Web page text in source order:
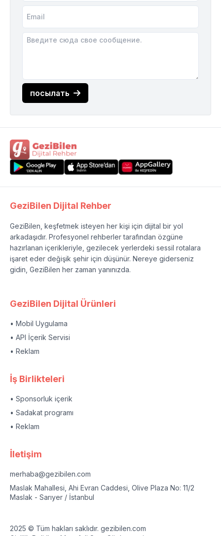
посылать
GeziBilen Dijital Rehber
GeziBilen, keşfetmek isteyen her kişi için dijital bir yol
arkadaşıdır. Profesyonel rehberler tarafından özgüne
hazırlanan içerikleriyle, gezilecek yerlerdeki sessil rotalara
işaret eder değişik şehir için düşünür. Nereye giderseniz
gidin, GeziBilen her zaman yanınızda.
GeziBilen Dijital Ürünleri
• Mobil Uygulama
• API İçerik Servisi
• Reklam
İş Birlikteleri
• Sponsorluk içerik
• Sadakat programı
• Reklam
İletişim
merhaba@gezibilen.com
Maslak Mahallesi, Ahi Evran Caddesi, Olive Plaza No: 11/2
Maslak - Sarıyer / İstanbul
2025 © Tüm hakları saklıdır. gezibilen.com